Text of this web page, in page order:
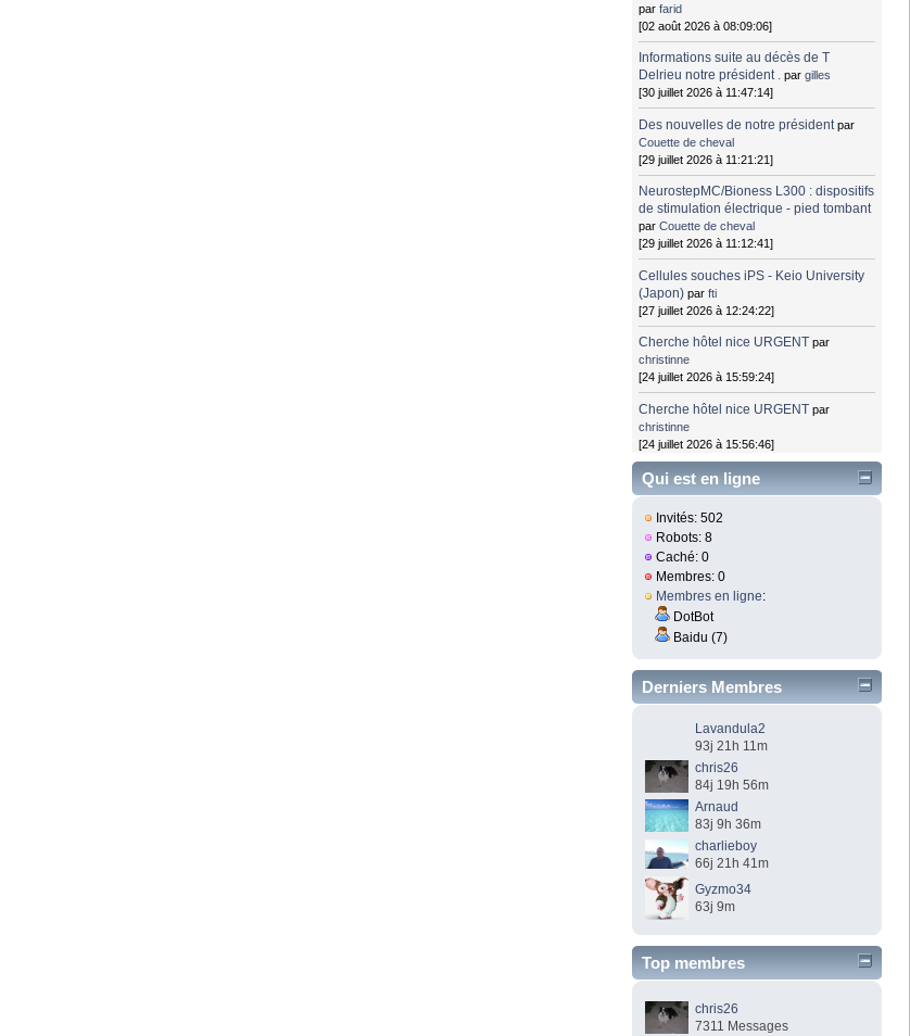
parfarid
[02 août 2026 à 08:09:06]
Informations suite au décès de T
Delrieu notre président . pargilles
[30 juillet 2026 à 11:47:14]
Des nouvelles de notre président par
Couette de cheval
[29 juillet 2026 à 11:21:21]
NeurostepMC/Bioness L300 : dispositifs
de stimulation électrique - pied tombant
parCouette de cheval
[29 juillet 2026 à 11:12:41]
Cellules souches iPS - Keio University
(Japon) parfti
[27 juillet 2026 à 12:24:22]
Cherche hôtel nice URGENT par
christinne
[24 juillet 2026 à 15:59:24]
Cherche hôtel nice URGENT par
christinne
[24 juillet 2026 à 15:56:46]
Qui est en ligne
Invités: 502
Robots: 8
Caché: 0
Membres: 0
Membres en ligne:
DotBot
Baidu (7)
Derniers Membres
Lavandula2
93j 21h 11m
chris26
84j 19h 56m
Arnaud
83j 9h 36m
charlieboy
66j 21h 41m
Gyzmo34
63j 9m
Top membres
chris26
7311 Messages